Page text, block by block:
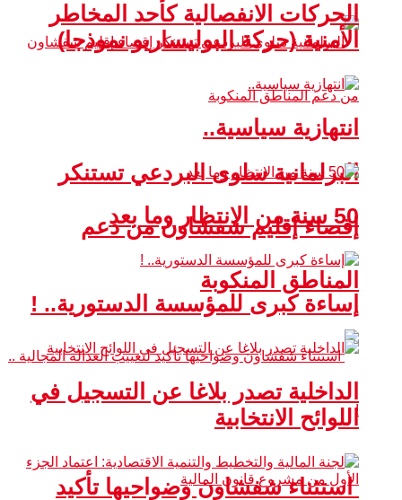
البرلمانية سلوى البردعي تستنكر
إقصاء إقليم شفشاون من دعم
المناطق المنكوبة
استثناء شفشاون وضواحيها تأكيد
الحركات الانفصالية كأحد المخاطر
الأمنية (حركة البوليساريو نموذجا)
انتهازية سياسية..
50 سنة من الانتظار وما بعد
إساءة كبرى للمؤسسة الدستورية.. !
الداخلية تصدر بلاغا عن التسجيل في
اللوائح الانتخابية